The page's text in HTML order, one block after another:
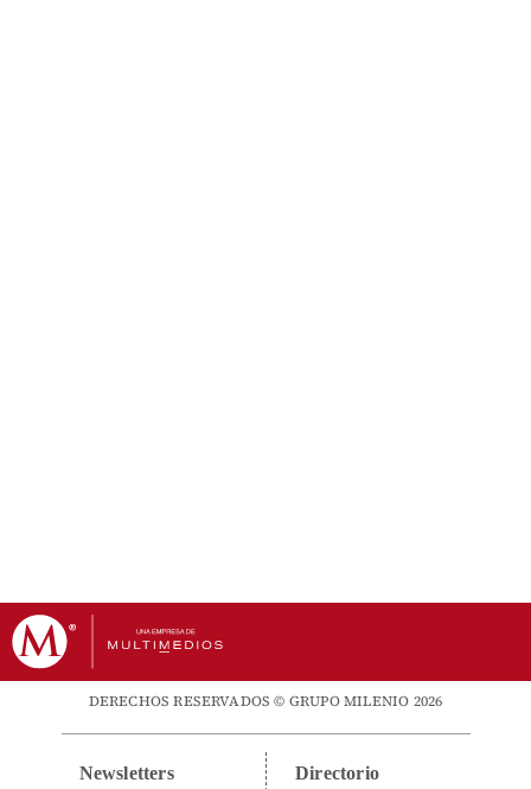
DERECHOS RESERVADOS © GRUPO MILENIO 2026
Newsletters Directorio